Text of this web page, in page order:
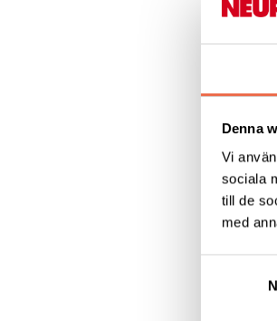
Denna
Vi
sociala
till de
med